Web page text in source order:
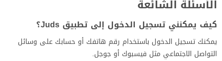
الأسئلة الشائعة
كيف يمكنني تسجيل الدخول إلى تطبيق Juds؟
يمكنك تسجيل الدخول باستخدام رقم هاتفك أو حسابك على وسائل
التواصل الاجتماعي مثل فيسبوك أو جوجل.